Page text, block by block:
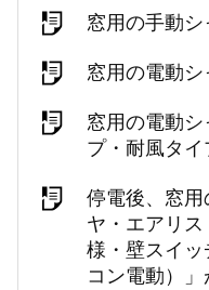
窓用の手動
窓用の電動
窓用の電動
プ・耐風タ
停電後、窓用
ヤ・エアリ
様・壁スイ
コン電動）